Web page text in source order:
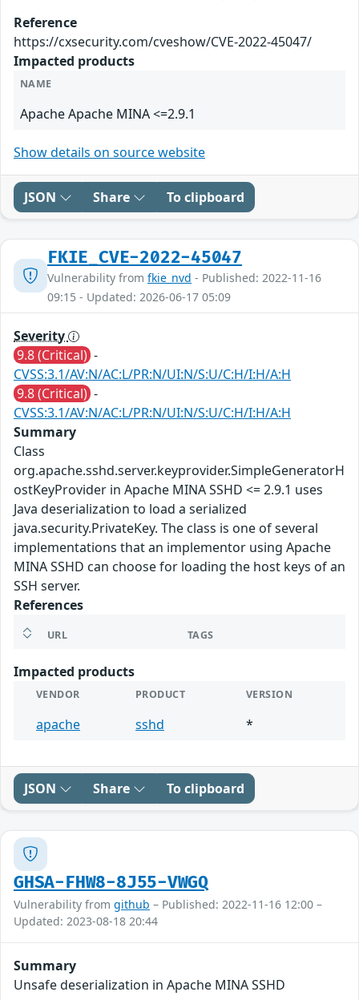
Reference
https://cxsecurity.com/cveshow/CVE-2022-45047/
Impacted products
NAME
Apache Apache MINA <=2.9.1
Show details on source website
JSON Share To clipboard
FKIE_CVE-2022-45047
Vulnerability from fkie_nvd - Published: 2022-11-16
09:15 - Updated: 2026-06-17 05:09
Severity
9.8 (Critical) -
CVSS:3.1/AV:N/AC:L/PR:N/UI:N/S:U/C:H/I:H/A:H
9.8 (Critical) -
CVSS:3.1/AV:N/AC:L/PR:N/UI:N/S:U/C:H/I:H/A:H
Summary
Class
org.apache.sshd.server.keyprovider.SimpleGeneratorH
ostKeyProvider in Apache MINA SSHD <= 2.9.1 uses
Java deserialization to load a serialized
java.security.PrivateKey. The class is one of several
implementations that an implementor using Apache
MINA SSHD can choose for loading the host keys of an
SSH server.
References
URL TAGS
Impacted products
VENDOR PRODUCT VERSION
apache sshd *
JSON Share To clipboard
GHSA-FHW8-8J55-VWGQ
Vulnerability from github – Published: 2022-11-16 12:00 –
Updated: 2023-08-18 20:44
Summary
Unsafe deserialization in Apache MINA SSHD